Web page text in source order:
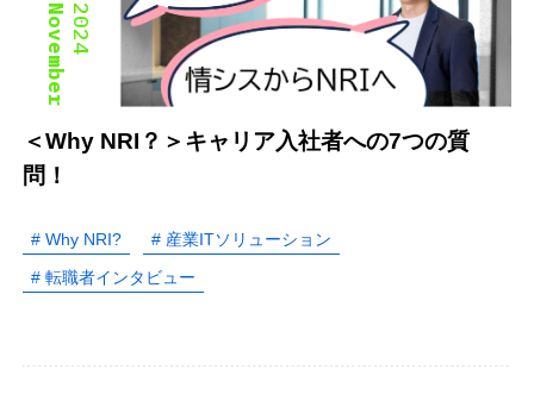
2024
November
＜Why NRI？＞キャリア入社者への7つの質
問！
# Why NRI? # 産業ITソリューション
# 転職者インタビュー